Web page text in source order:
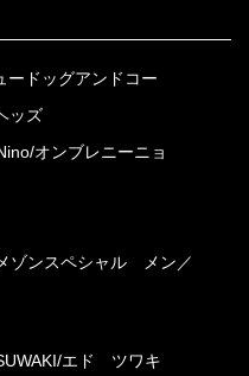
ードッグアンドコー
ッズ
オンブレニーニョ
ゾンスペシャル メン／
エド ツワキ